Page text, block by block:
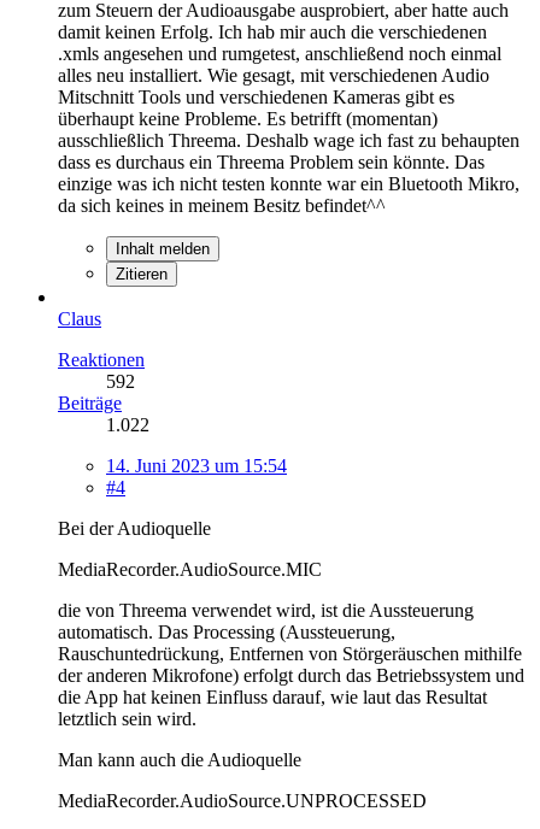
zum Steuern der Audioausgabe ausprobiert, aber hatte auch
damit keinen Erfolg. Ich hab mir auch die verschiedenen
.xmls angesehen und rumgetest, anschließend noch einmal
alles neu installiert. Wie gesagt, mit verschiedenen Audio
Mitschnitt Tools und verschiedenen Kameras gibt es
überhaupt keine Probleme. Es betrifft (momentan)
ausschließlich Threema. Deshalb wage ich fast zu behaupten
dass es durchaus ein Threema Problem sein könnte. Das
einzige was ich nicht testen konnte war ein Bluetooth Mikro,
da sich keines in meinem Besitz befindet^^
Inhalt melden
Zitieren
Claus
Reaktionen
592
Beiträge
1.022
14. Juni 2023 um 15:54
#4
Bei der Audioquelle
MediaRecorder.AudioSource.MIC
die von Threema verwendet wird, ist die Aussteuerung
automatisch. Das Processing (Aussteuerung,
Rauschuntedrückung, Entfernen von Störgeräuschen mithilfe
der anderen Mikrofone) erfolgt durch das Betriebssystem und
die App hat keinen Einfluss darauf, wie laut das Resultat
letztlich sein wird.
Man kann auch die Audioquelle
MediaRecorder.AudioSource.UNPROCESSED